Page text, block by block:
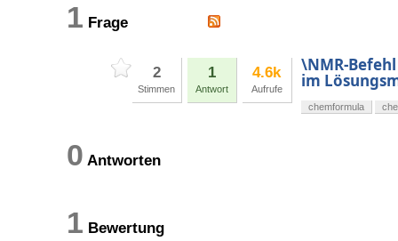
1 Frage
2
Stimmen
1
Antwort
4.6k
Aufrufe
\NMR-
im
chemformula
0 Antworten
1 Bewertung